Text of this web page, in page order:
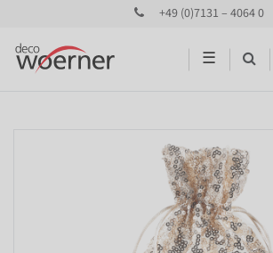
+49 (0)7131 – 4064 0
☰